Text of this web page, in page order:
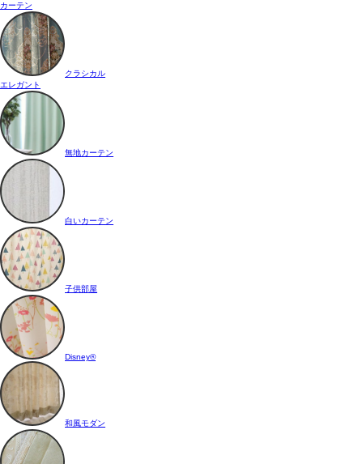
カーテン
クラシカル
エレガント
無地カーテン
白いカーテン
子供部屋
Disney®
和風モダン